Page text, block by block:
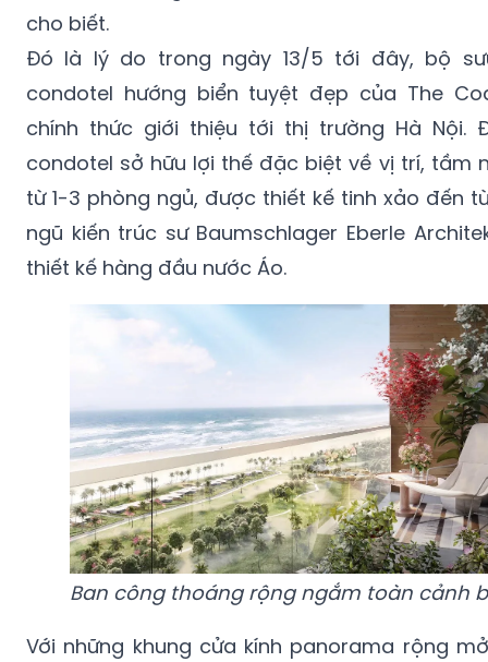
cho biết.
Đó là lý do trong ngày 13/5 tới đây, bộ
condotel hướng biển tuyệt đẹp của The
chính thức giới thiệu tới thị trường Hà Nội.
condotel sở hữu lợi thế đặc biệt về vị trí, tầm
từ 1-3 phòng ngủ, được thiết kế tinh xảo đến
ngũ kiến trúc sư Baumschlager Eberle
thiết kế hàng đầu nước Áo.
Ban công thoáng rộng ngắm toàn cảnh
Với những khung cửa kính panorama rộng